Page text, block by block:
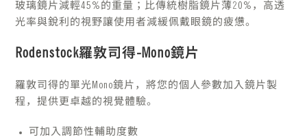
玻璃鏡片減輕45%的重量；比傳統樹脂鏡片薄20%，高透
光率與銳利的視野讓使用者減緩佩戴眼鏡的疲憊。
Rodenstock羅敦司得-Mono鏡片
羅敦司得的單光Mono鏡片，將您的個人參數加入鏡片製
程，提供更卓越的視覺體驗。
可加入調節性輔助度數